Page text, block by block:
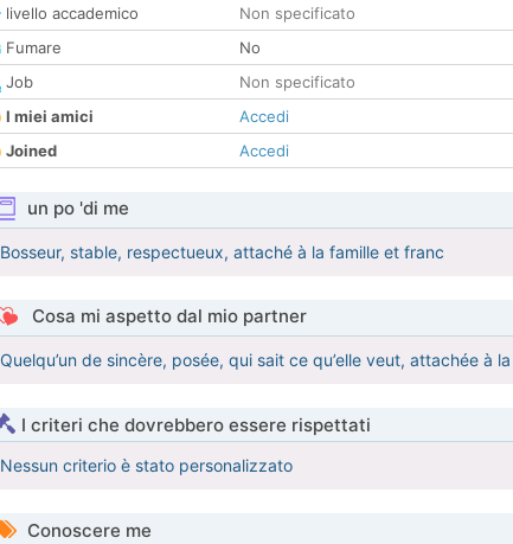
livello accademico
Non specificato
Fumare
No
Job
Non specificato
I miei amici
Accedi
Joined
Accedi
un po 'di me
Bosseur, stable, respectueux, attaché à la famille et franc
Cosa mi aspetto dal mio partner
Quelqu’un de sincère, posée, qui sait ce qu’elle veut, attachée à
I criteri che dovrebbero essere rispettati
Nessun criterio è stato personalizzato
Conoscere me